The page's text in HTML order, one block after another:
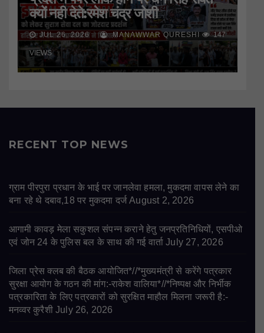
क्यों नही देते:रमेश चंद्र जोशी
JUL 26, 2026 MANAWWAR QURESHI 147
VIEWS
RECENT TOP NEWS
ग्राम पीरपुरा प्रधान के भाई पर जानलेवा हमला, मुकदमा वापस लेने का
बना रहे थे दबाव,18 पर मुकदमा दर्ज August 2, 2026
आगामी कावड़ मेला सकुशल संपन्न कराने हेतु जनप्रतिनिधियों, एसपीओ
एवं जोन 24 के पुलिस बल के साथ की गई वार्ता July 27, 2026
जिला प्रेस क्लब की बैठक आयोजित*//*मुख्यमंत्री से करेंगे पत्रकार
सुरक्षा आयोग के गठन की मांग:-राकेश वालिया*//*निष्पक्ष और निर्भीक
पत्रकारिता के लिए पत्रकारों को सुरक्षित माहौल मिलना जरूरी है:-
मनव्वर कुरैशी July 26, 2026